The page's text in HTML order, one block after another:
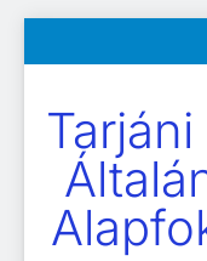
a
Szülői
Szülői